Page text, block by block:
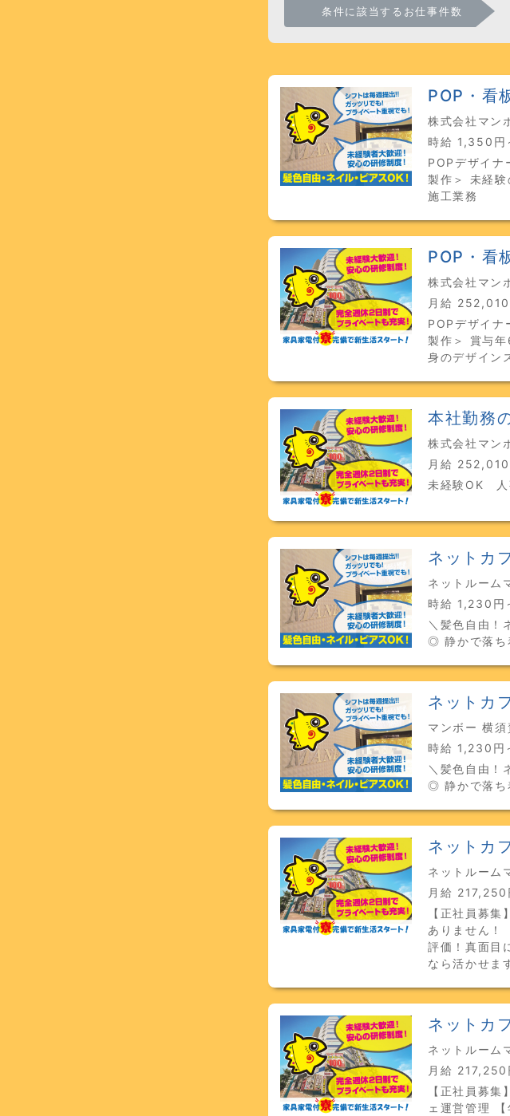
条件に該当するお仕事件数
POP・看
株式会社マン
時給 1,350円
POPデザイナ
製作＞ 未経
施工業務
POP・看
株式会社マン
月給
POPデザイナ
製作＞ 賞与
身のデザイン
本社勤務
株式会社マン
月給
未経験OK 人
ネットカ
ネットルーム
時給 1,230円
＼髪色自由！
◎ 静かで落ち
ネットカ
マンボー 横
時給 1,230円
＼髪色自由！
◎ 静かで落ち
ネットカ
ネットルーム
月給
【正社員募
ありません！
評価！真面目
なら活かせま
ネットカ
ネットルーム
月給
【正社員募
ェ運営管理